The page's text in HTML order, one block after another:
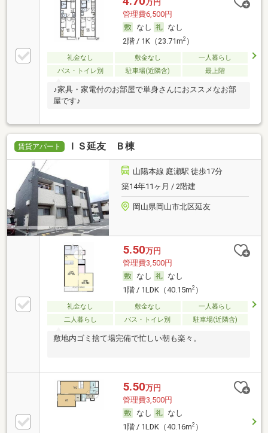
万円
管理費6,500円
なし
なし
2階 / 1K（23.71m2）
礼金なし 敷金なし
一人暮らし
バス・トイレ別
駐車場(近隣含) 最上階
♪家具・家電付のお部屋で単身さんにおススメなお部
屋です♪
賃貸アパート ＩＳ延友 Ｂ棟
山陽本線 庭瀬駅 徒歩17分
築14年11ヶ月 / 2階建
岡山県岡山市北区延友
5.50万円
管理費3,500円
なし
なし
1階 / 1LDK（40.15m2）
礼金なし 敷金なし
一人暮らし
二人暮らし
バス・トイレ別 駐車場(近隣含)
敷地内ゴミ捨て場完備で忙しい朝も楽々。
5.50万円
管理費3,500円
なし
なし
1階 / 1LDK（40.16m2）